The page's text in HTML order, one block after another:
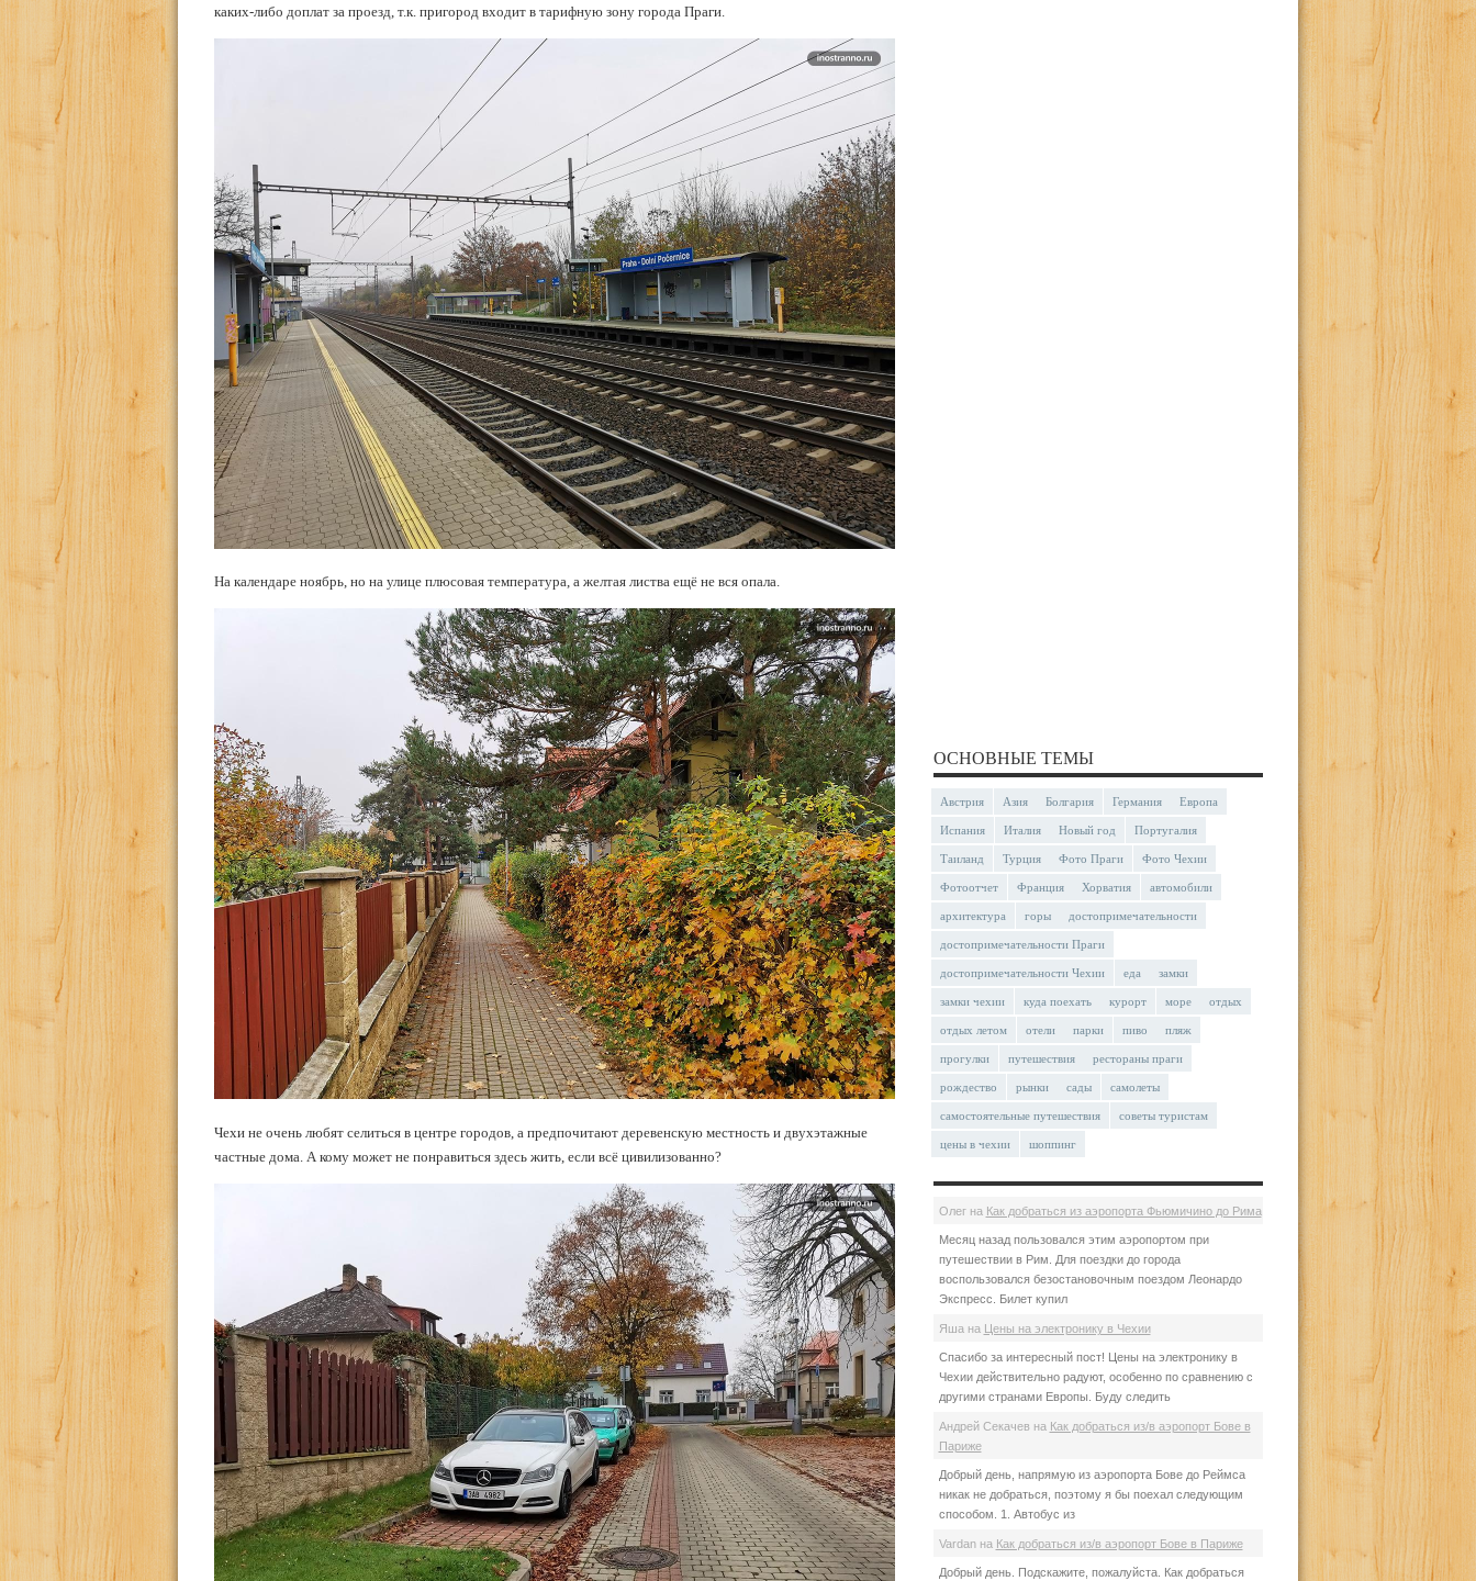
каких-либо доплат за проезд, т.к. пригород входит в тарифную зону города Праги.
На календаре ноябрь, но на улице плюсовая температура, а желтая листва ещё не вся опала.
Чехи не очень любят селиться в центре городов, а предпочитают деревенскую местность и двухэтажные
частные дома. А кому может не понравиться здесь жить, если всё цивилизованно?
ОСНОВНЫЕ ТЕМЫ
Австрия Азия Болгария Германия Европа
Испания Италия Новый год Португалия
Таиланд Турция Фото Праги Фото Чехии
Фотоотчет Франция Хорватия автомобили
архитектура горы достопримечательности
достопримечательности Праги
достопримечательности Чехии еда замки
замки чехии куда поехать курорт море отдых
отдых летом отели парки пиво пляж
прогулки путешествия рестораны праги
рождество рынки сады самолеты
самостоятельные путешествия советы туристам
цены в чехии шоппинг
Олегна Как добраться из аэропорта Фьюмичино до Рима
Месяц назад пользовался этим аэропортом при
путешествии в Рим. Для поездки до города
воспользовался безостановочным поездом Леонардо
Экспресс. Билет купил
Яша на Цены на электронику в Чехии
Спасибо за интересный пост! Цены на электронику в
Чехии действительно радуют, особенно по сравнению с
другими странами Европы. Буду следить
Андрей Секачев на Как добраться из/в аэропорт Бове в
Париже
Добрый день, напрямую из аэропорта Бове до Реймса
никак не добраться, поэтому я бы поехал следующим
способом. 1. Автобус из
Vardanна Как добраться из/в аэропорт Бове в Париже
Добрый день. Подскажите, пожалуйста. Как добраться